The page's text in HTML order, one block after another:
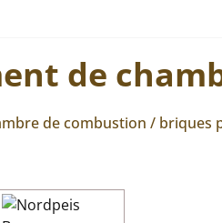
de
de combustion / briques